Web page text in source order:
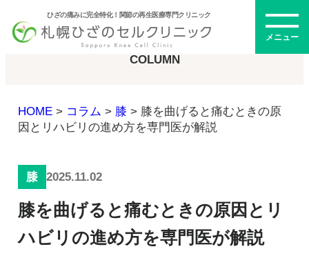
ひざの痛みに完全特化！関節の再生医療専門クリニック
メニュー
初めての方へ
メニュー・料金
ひざの再生医療とは
幹細胞治療
再生医療とは
コラム
COLUMN
HOME> コラム > 膝 > 膝を曲げると痛むときの原
因とリハビリの進め方を専門医が解説
膝 2025.11.02
膝を曲げると痛むときの原因とリ
ハビリの進め方を専門医が解説